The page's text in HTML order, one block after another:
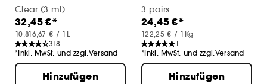
Clear (3 ml)
32,45 €*
10.816,67 € / 1L
318
*Inkl. MwSt. und zzgl.Versand
Hinzufügen
3 pairs
24,45 €*
122,25 € / 1Kg
1
*Inkl. MwSt. und zzgl.Versand
Hinzufügen